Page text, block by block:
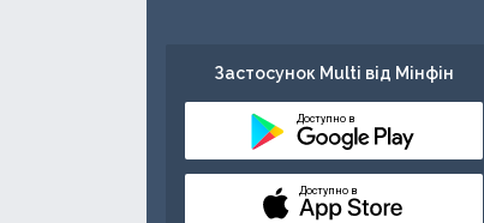
Застосунок Multi від Мінфін
Доступно в
Доступно в